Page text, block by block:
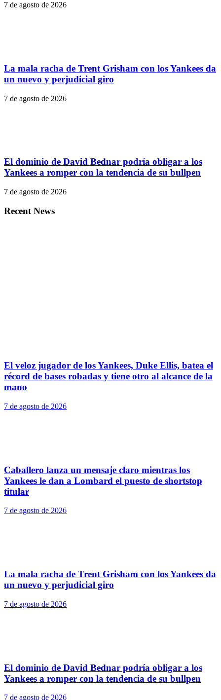
7 de agosto de 2026
La mala racha de Trent Grisham con los Yankees da
un nuevo y perjudicial giro
7 de agosto de 2026
El dominio de David Bednar podría obligar a los
Yankees a romper con la tendencia de su bullpen
7 de agosto de 2026
Recent News
El veloz jugador de los Yankees, Duke Ellis, batea el
récord de bases robadas y tiene otro al alcance de la
mano
7 de agosto de 2026
Caballero lanza un mensaje claro mientras los
Yankees le dan a Lombard el puesto de shortstop
titular
7 de agosto de 2026
La mala racha de Trent Grisham con los Yankees da
un nuevo y perjudicial giro
7 de agosto de 2026
El dominio de David Bednar podría obligar a los
Yankees a romper con la tendencia de su bullpen
7 de agosto de 2026